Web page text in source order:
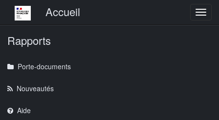
Menu principalAccueil
Rapports
Porte-documents
Nouveautés
Aide